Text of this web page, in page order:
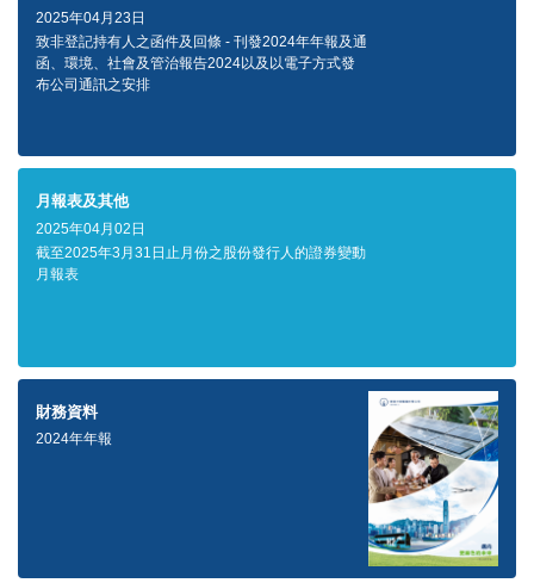
2025年04月23日
致非登記持有人之函件及回條 - 刊發2024年年報及通
函、環境、社會及管治報告2024以及以電子方式發
布公司通訊之安排
月報表及其他
2025年04月02日
截至2025年3月31日止月份之股份發行人的證券變動
月報表
財務資料
2024年年報